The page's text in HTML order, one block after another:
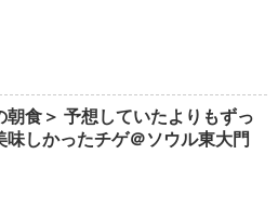
朝食＞ 予想していたよりもずっ
味しかったチゲ＠ソウル東大門